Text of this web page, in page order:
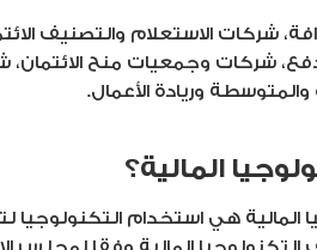
شركات الاستعلام والتصنيف
شركات وجمعيات منح الائتمان،
وريادة الأعمال.
المالية هي استخدام